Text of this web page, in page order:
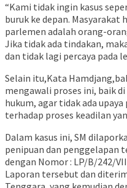
“Kami tidak ingin kasus
buruk ke depan. Masyarakat
parlemen adalah orang-
Jika tidak ada tindakan,
dan tidak lagi percaya pada
Selain itu,Kata
mengawali proses ini, baik
hukum, agar tidak ada
terhadap proses keadilan
Dalam kasus ini, SM
penipuan dan penggelapan
dengan Nomor : LP/B/242/
Laporan tersebut dan